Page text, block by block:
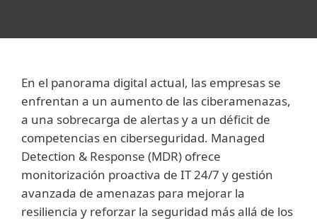
En el panorama digital actual, las empresas se
enfrentan a un aumento de las ciberamenazas,
a una sobrecarga de alertas y a un déficit de
competencias en ciberseguridad. Managed
Detection & Response (MDR) ofrece
monitorización proactiva de IT 24/7 y gestión
avanzada de amenazas para mejorar la
resiliencia y reforzar la seguridad más allá de los